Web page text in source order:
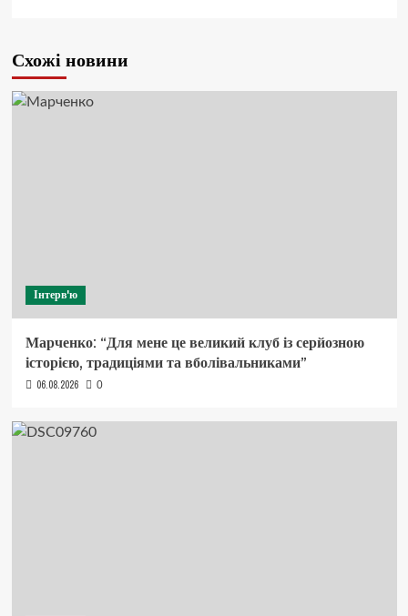
Схожі новини
Інтерв'ю
Марченко: “Для мене це великий клуб із серйозною
історією, традиціями та вболівальниками”
06.08.2026 0